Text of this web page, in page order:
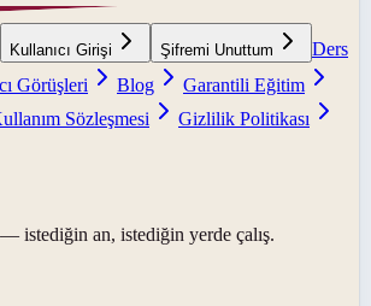
Kullanıcı Girişi Şifremi Unuttum
Ders
Görüşleri Blog
Garantili Eğitim
Sözleşmesi
Gizlilik Politikası
istediğin an, istediğin yerde çalış.